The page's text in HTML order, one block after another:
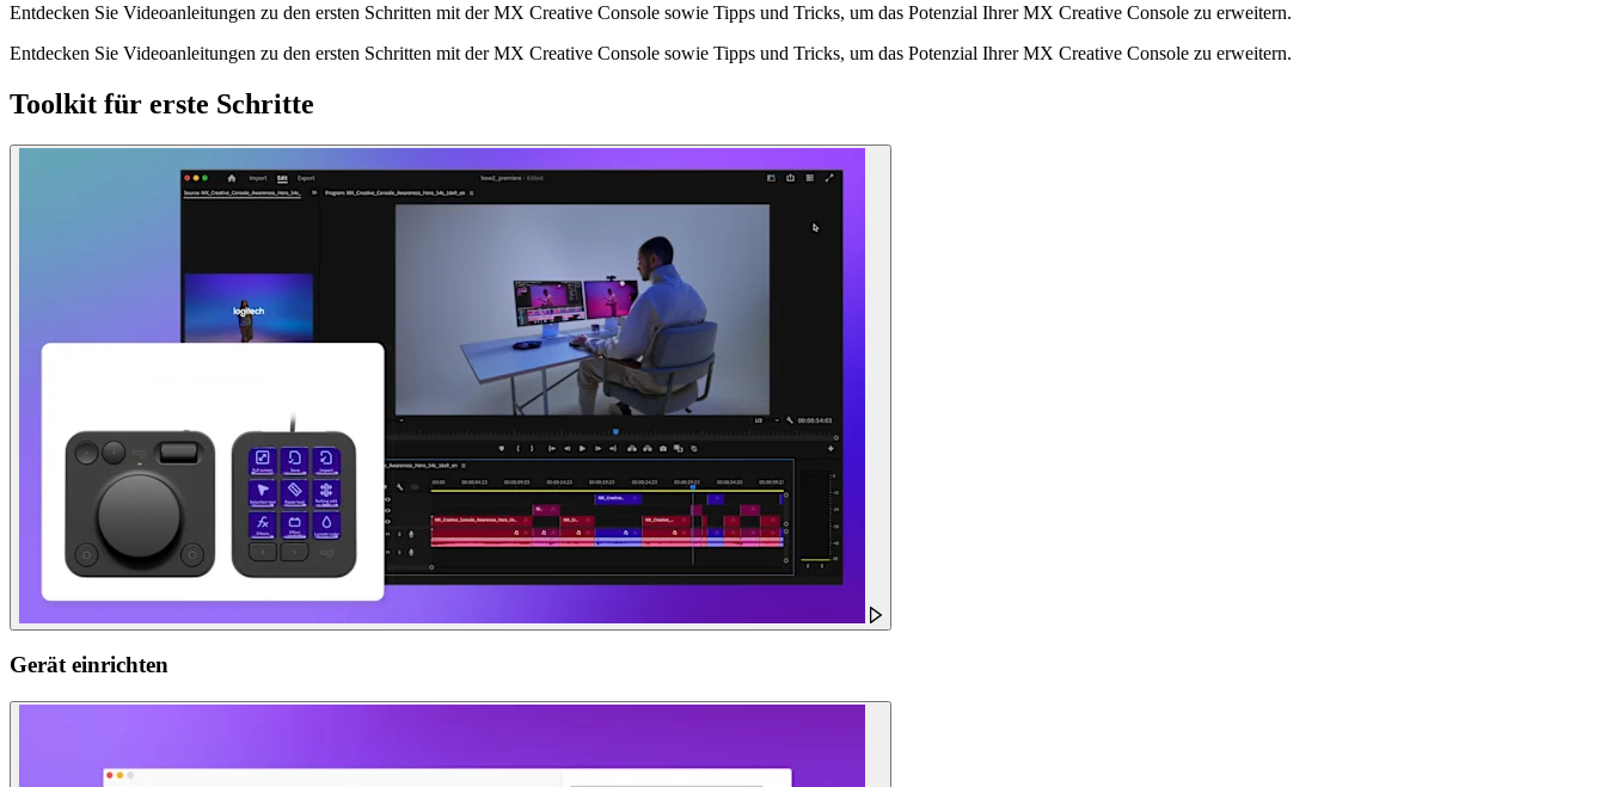
Entdecken Sie Videoanleitungen zu den ersten Schritten mit der MX Creative Console sowie Tipps und Tricks, um das Potenzial Ihrer MX Creative Console zu erweitern.
Entdecken Sie Videoanleitungen zu den ersten Schritten mit der MX Creative Console sowie Tipps und Tricks, um das Potenzial Ihrer MX Creative Console zu erweitern.
Toolkit für erste Schritte
Gerät einrichten